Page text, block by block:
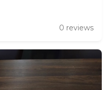
0 reviews